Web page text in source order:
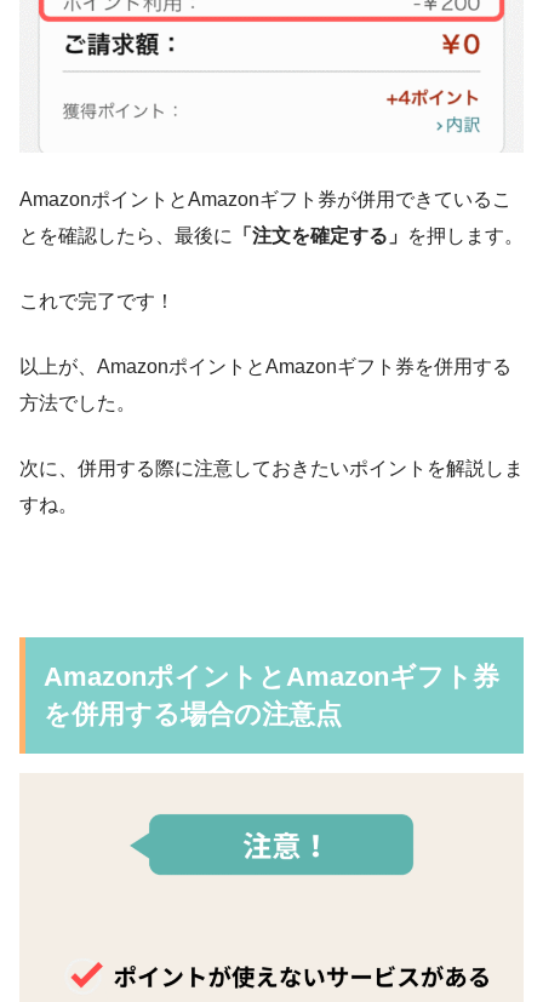
AmazonポイントとAmazonギフト券が併用できているこ
とを確認したら、最後に
「注文を確定する」 を押します。
これで完了です！
以上が、AmazonポイントとAmazonギフト券を併用する
方法でした。
次に、併用する際に注意しておきたいポイントを解説しま
すね。
AmazonポイントとAmazonギフト券
を併用する場合の注意点